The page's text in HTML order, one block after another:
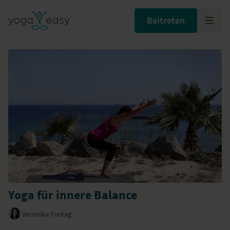
Beitreten
Yoga für innere Balance
Veronika Freitag